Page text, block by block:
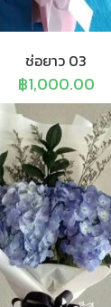
ช่อยาว 03
฿1,000.00